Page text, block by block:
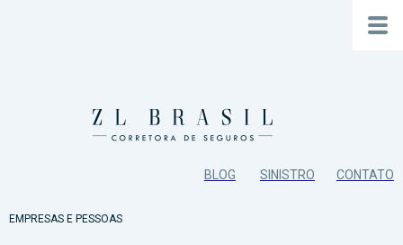
BLOG SINISTRO CONTATO
EMPRESAS E PESSOAS